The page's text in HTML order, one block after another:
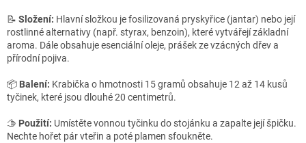
📝 Složení: Hlavní složkou je fosilizovaná pryskyřice (jantar) nebo její
rostlinné alternativy (např. styrax, benzoin), které vytvářejí základní
aroma. Dále obsahuje esenciální oleje, prášek ze vzácných dřev a
přírodní pojiva.
📦 Balení: Krabička o hmotnosti 15 gramů obsahuje 12 až 14 kusů
tyčinek, které jsou dlouhé 20 centimetrů.
🫱 Použití: Umístěte vonnou tyčinku do stojánku a zapalte její špičku.
Nechte hořet pár vteřin a poté plamen sfoukněte.